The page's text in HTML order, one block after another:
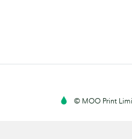
© MOO Print